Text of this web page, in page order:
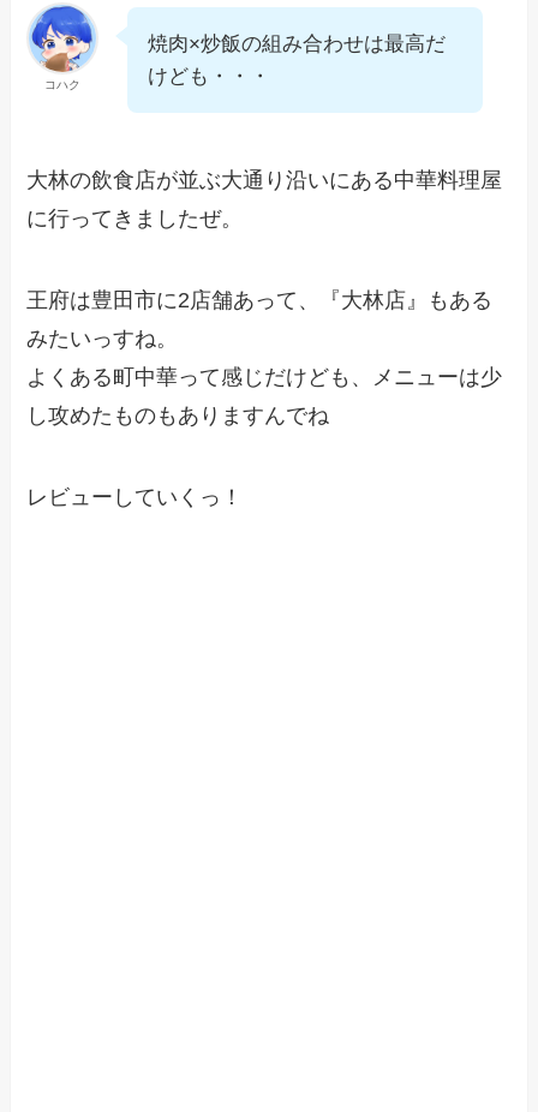
コハク
焼肉×炒飯の組み合わせは最高だ
けども・・・
大林の飲食店が並ぶ大通り沿いにある中華料理屋
に行ってきましたぜ。
王府は豊田市に2店舗あって、『大林店』もある
みたいっすね。
よくある町中華って感じだけども、メニューは少
し攻めたものもありますんでね
レビューしていくっ！